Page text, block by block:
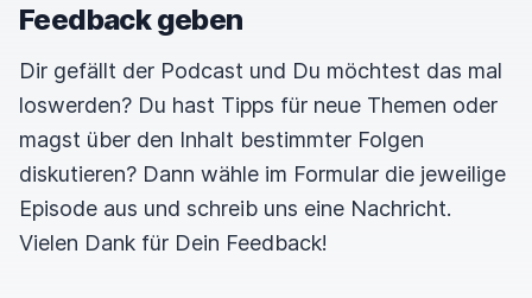
Feedback geben
Dir gefällt der Podcast und Du möchtest das mal
loswerden? Du hast Tipps für neue Themen oder
magst über den Inhalt bestimmter Folgen
diskutieren? Dann wähle im Formular die jeweilige
Episode aus und schreib uns eine Nachricht.
Vielen Dank für Dein Feedback!